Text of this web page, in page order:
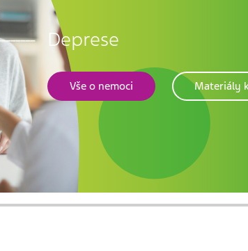
Deprese
Vše o nemoci Materiály